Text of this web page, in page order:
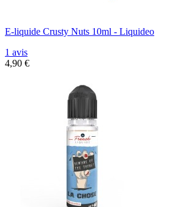
E-liquide Crusty Nuts 10ml - Liquideo
1 avis
4,90 €